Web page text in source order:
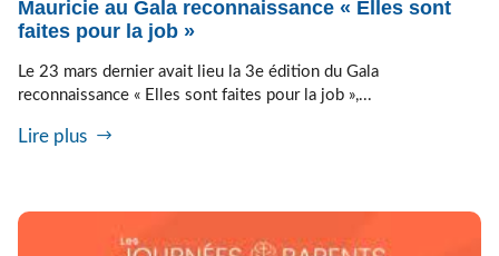
Mauricie au Gala reconnaissance « Elles sont
faites pour la job »
Le 23 mars dernier avait lieu la 3e édition du Gala
reconnaissance « Elles sont faites pour la job »,...
Lire plus